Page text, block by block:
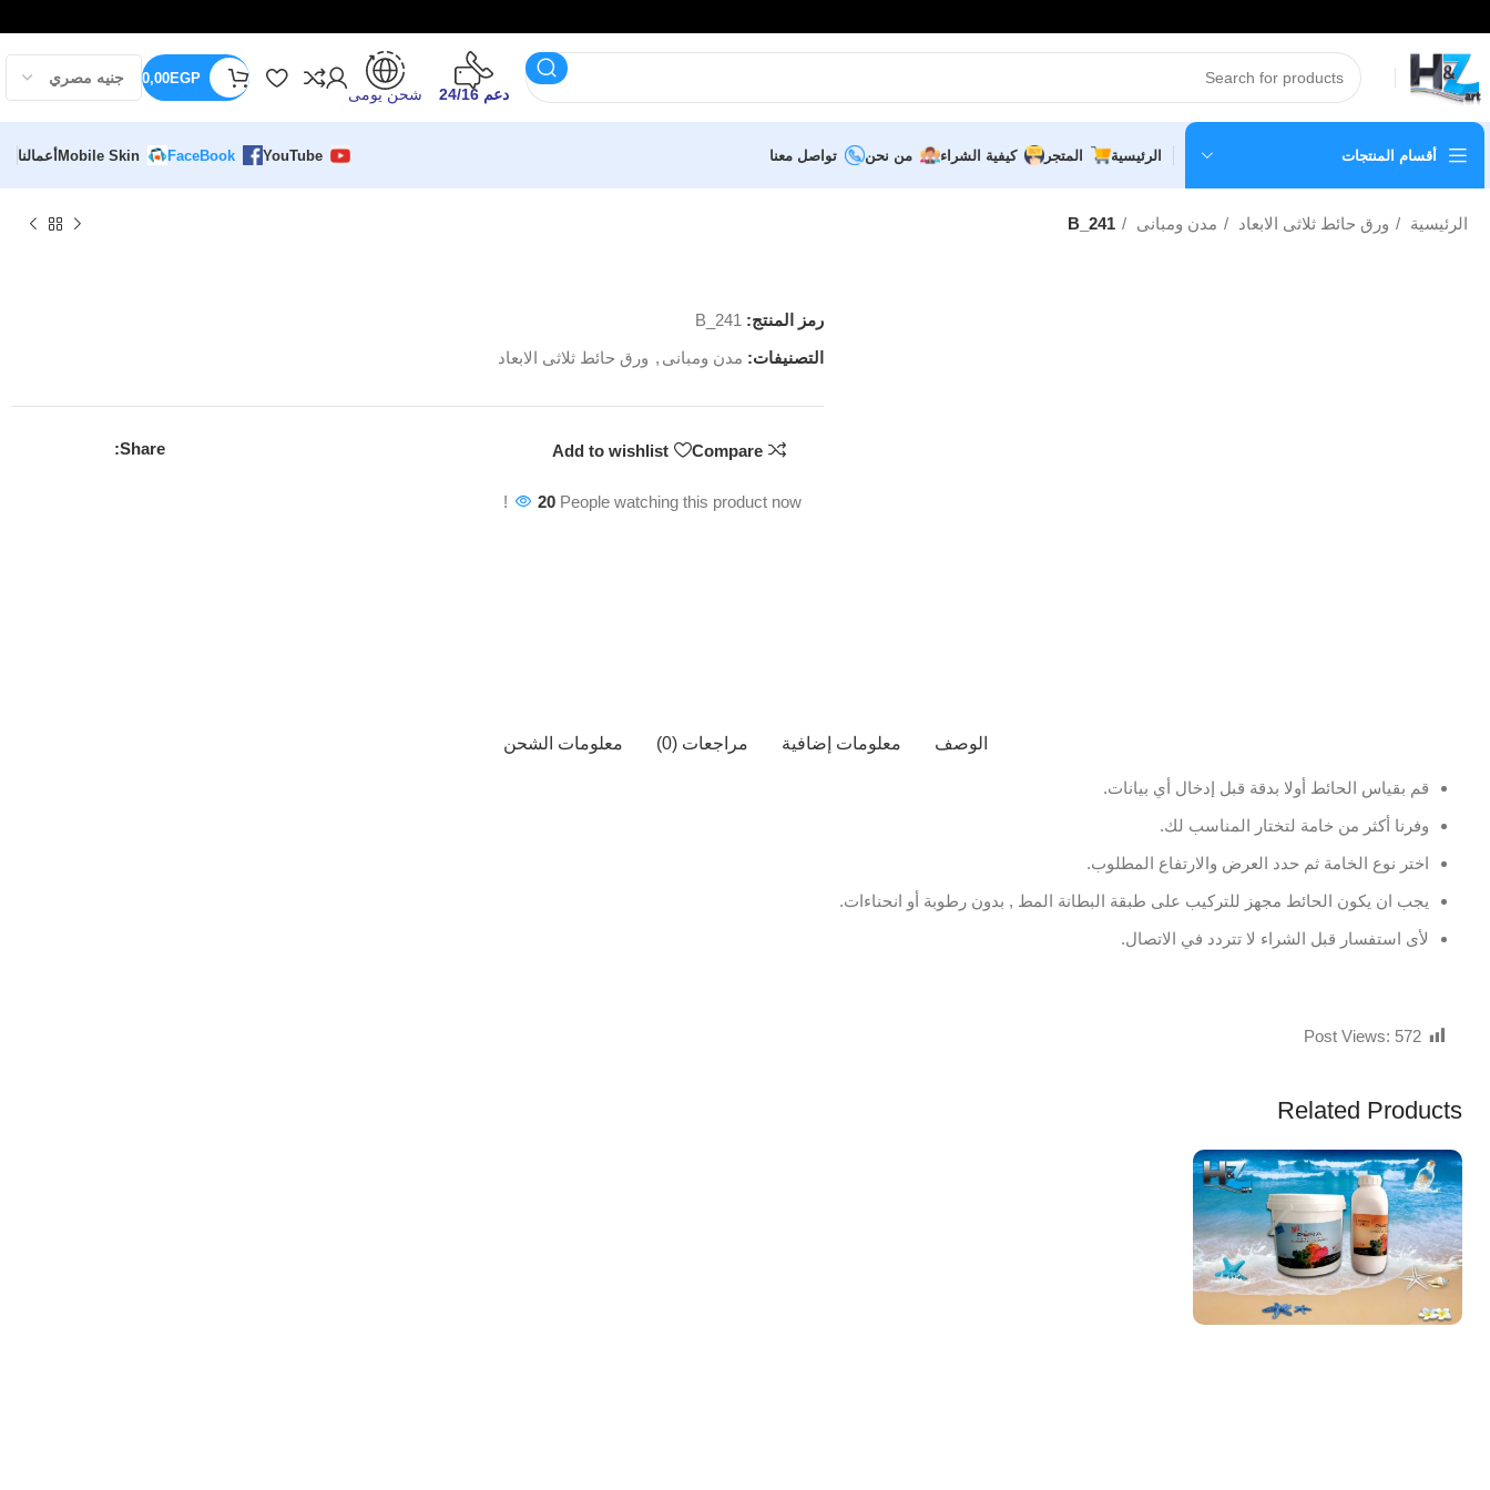
دعم 24/16 شحن يومى
0,00EGP
أقسام المنتجات الرئيسية المتجر كيفية الشراء من نحن تواصل معنا YouTube
FaceBook
Mobile Skinأعمالنا
الرئيسية ورق حائط ثلاثى الابعاد مدن ومبانى B_241
رمز المنتج: B_241
التصنيفات: مدن ومبانى , ورق حائط ثلاثى الابعاد
Compare
Add to wishlist
Share:
20 People watching this product now!
الوصف معلومات إضافية مراجعات (0) معلومات الشحن
قم بقياس الحائط أولا بدقة قبل إدخال أي بيانات.
وفرنا أكثر من خامة لتختار المناسب لك.
اختر نوع الخامة ثم حدد العرض والارتفاع المطلوب.
يجب ان يكون الحائط مجهز للتركيب على طبقة البطانة المط , بدون رطوبة أو انحناءات.
لأى استفسار قبل الشراء لا تتردد في الاتصال.
Post Views: 572
Related Products